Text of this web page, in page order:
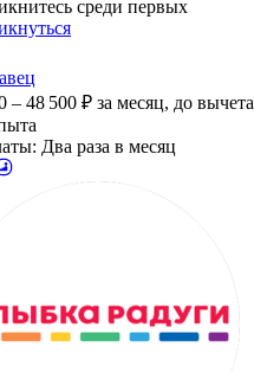
среди первых
– 48 500 ₽ за месяц, до
Два раза в месяц